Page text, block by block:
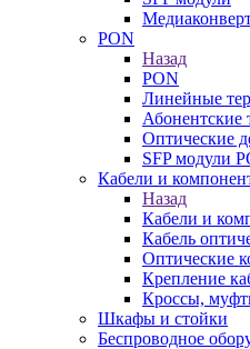
PON
Назад
PON
Линейные
Оптические
SFP модули
Кабели и
Назад
Кабели и
Кабель
Оптические
Крепление
Кроссы,
Шкафы и стойки
Беспроводное